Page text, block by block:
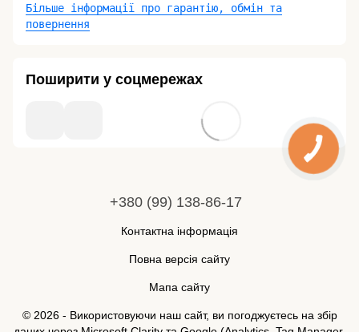
Більше інформації про гарантію, обмін та
повернення
Поширити у соцмережах
+380 (99) 138-86-17
Контактна інформація
Повна версія сайту
Мапа сайту
© 2026 - Використовуючи наш сайт, ви погоджуєтесь на збір